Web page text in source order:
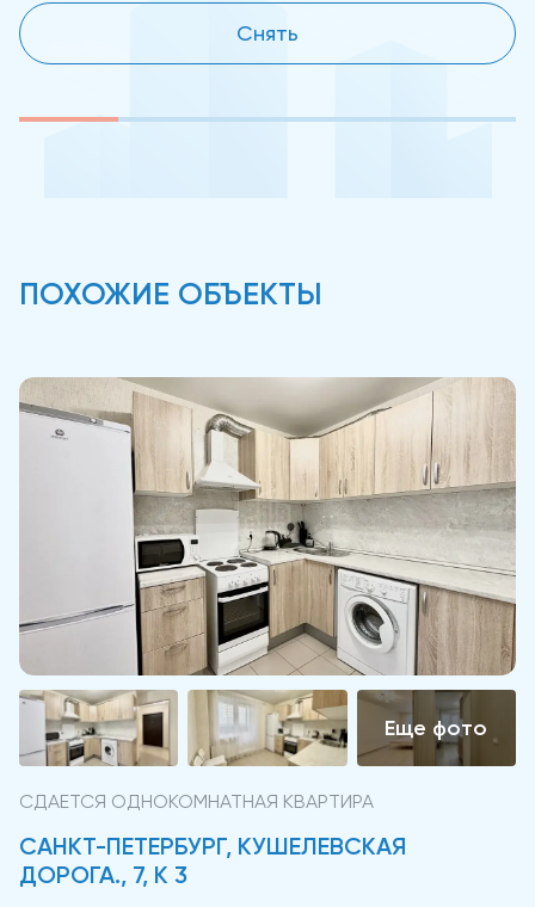
Снять
ПОХОЖИЕ ОБЪЕКТЫ
СДАЕТСЯ ОДНОКОМНАТНАЯ КВАРТИРА
САНКТ-ПЕТЕРБУРГ, КУШЕЛЕВСКАЯ
ДОРОГА., 7, К 3